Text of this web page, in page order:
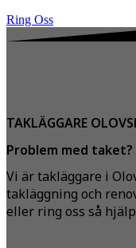
Ring Oss
TAKLÄGGARE
Problem med taket?
Vi är takläggare i
takläggning och
eller ring oss så